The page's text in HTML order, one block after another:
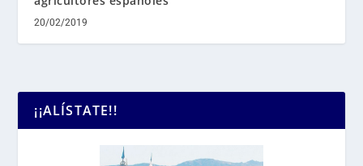
20/02/2019
¡¡ALÍSTATE!!